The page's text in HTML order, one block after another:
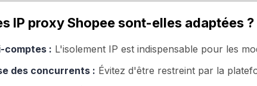
IP proxy Shopee sont-elles adaptées ?
comptes : L'isolement IP est indispensable pour les
des concurrents : Évitez d'être restreint par la